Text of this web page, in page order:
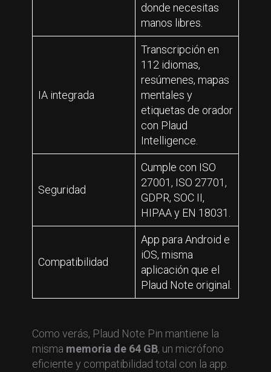
donde necesitas
manos libres.
IA integrada
Transcripción en
112 idiomas,
resúmenes, mapas
mentales y
etiquetas de orador
con Plaud
Intelligence.
Seguridad
Cumple con ISO
27001, ISO 27701,
GDPR, SOC II,
HIPAA y EN 18031.
Compatibilidad
App para Android e
iOS, misma
aplicación que el
Plaud Note original.
Como verás, Plaud Note Pin mantiene la
misma memoria de 64 GB, un micrófono
eficiente y compatibilidad total con la app.